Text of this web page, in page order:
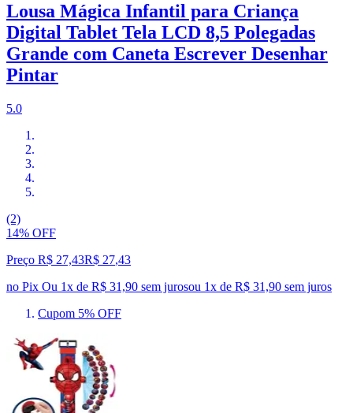
Lousa Mágica Infantil para Criança
Digital Tablet Tela LCD 8,5 Polegadas
Grande com Caneta Escrever Desenhar
Pintar
5.0
(2)
14% OFF
Preço R$ 27,43R$ 27,43
no Pix Ou 1x de R$ 31,90 sem jurosou 1x de R$ 31,90 sem juros
Cupom 5% OFF